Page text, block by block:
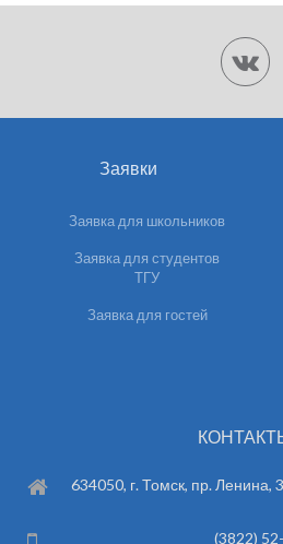
Заявки
Заявка для школьников
Заявка для студентов
ТГУ
Заявка для гостей
634050, г. Томск, пр. Ленина,
(3822)